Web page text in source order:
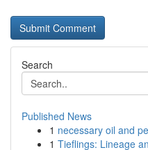
Search
Published News
1 necessary oil and
1 Tieflings: Lineage